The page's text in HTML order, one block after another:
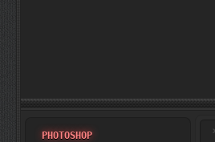
PHOTOSHOP